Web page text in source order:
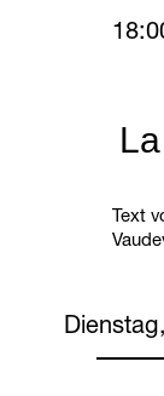
Text